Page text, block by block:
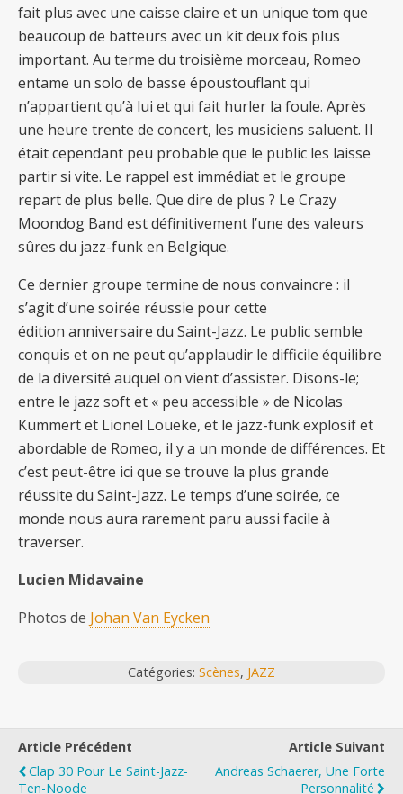
fait plus avec une caisse claire et un unique tom que
beaucoup de batteurs avec un kit deux fois plus
important. Au terme du troisième morceau, Romeo
entame un solo de basse époustouflant qui
n’appartient qu’à lui et qui fait hurler la foule. Après
une heure trente de concert, les musiciens saluent. Il
était cependant peu probable que le public les laisse
partir si vite. Le rappel est immédiat et le groupe
repart de plus belle. Que dire de plus ? Le Crazy
Moondog Band est définitivement l’une des valeurs
sûres du jazz-funk en Belgique.
Ce dernier groupe termine de nous convaincre : il
s’agit d’une soirée réussie pour cette
édition anniversaire du Saint-Jazz. Le public semble
conquis et on ne peut qu’applaudir le difficile équilibre
de la diversité auquel on vient d’assister. Disons-le;
entre le jazz soft et « peu accessible » de Nicolas
Kummert et Lionel Loueke, et le jazz-funk explosif et
abordable de Romeo, il y a un monde de différences. Et
c’est peut-être ici que se trouve la plus grande
réussite du Saint-Jazz. Le temps d’une soirée, ce
monde nous aura rarement paru aussi facile à
traverser.
Lucien Midavaine
Photos de Johan Van Eycken
Catégories: Scènes, JAZZ
Article Précédent
Clap 30 Pour Le Saint-Jazz-
Ten-Noode
Article Suivant
Andreas Schaerer, Une Forte
Personnalité